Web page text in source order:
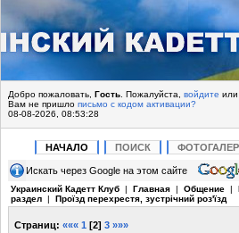
Добро пожаловать, Гость . Пожалуйста, войдите или
Вам не пришло письмо с кодом активации?
08-08-2026, 08:53:28
НАЧАЛО ПОИСК
Искать через Google на этом сайте
Украинский Кадетт Клуб | Главная | Общение |
раздел | Проїзд перехрестя, зустрічний роз'їзд
Страниц: ««« 1 [2] 3 »»»